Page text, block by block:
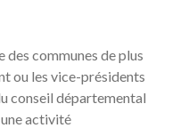
des communes de plus
ou les vice-présidents
conseil départemental
activité